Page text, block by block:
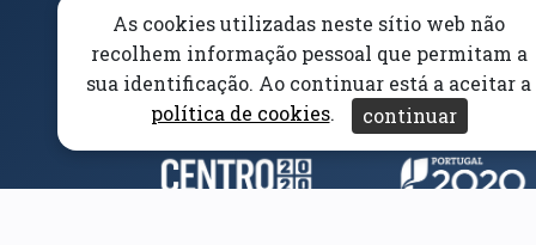
Elogios, Sugestões e Reclamações Livro Amarelo
Acessibilidade Aviso/Privacidade Proteção
Parceiros e(abre em nova janela)
As cookies utilizadas neste sítio web não
recolhem informação pessoal que permitam a
sua identificação. Ao continuar está a aceitar a
política de cookies. continuar